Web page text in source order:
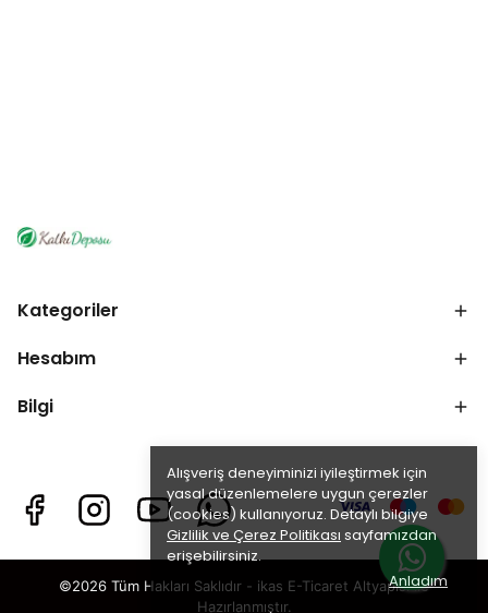
Alışveriş deneyiminizi iyileştirmek için
yasal düzenlemelere uygun çerezler
(cookies) kullanıyoruz. Detaylı bilgiye
Gizlilik ve Çerez Politikası sayfamızdan
erişebilirsiniz.
Anladım
Kategoriler
Hesabım
Bilgi
©2026 Tüm Hakları Saklıdır - ikas E-Ticaret Altyapısı ile
Hazırlanmıştır.